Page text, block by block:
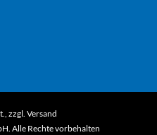
zzgl. Versand
Alle Rechte vorbehalten